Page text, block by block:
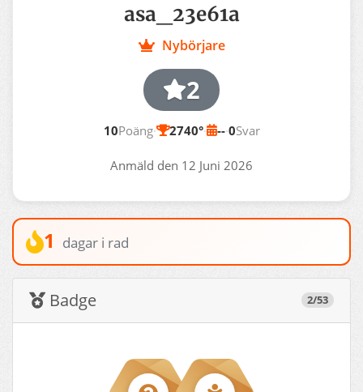
asa_23e61a
Nybörjare
2
10Poäng· 2740°· --·0Svar
Anmäld den 12 Juni 2026
1 dagar i rad
Badge 2/53